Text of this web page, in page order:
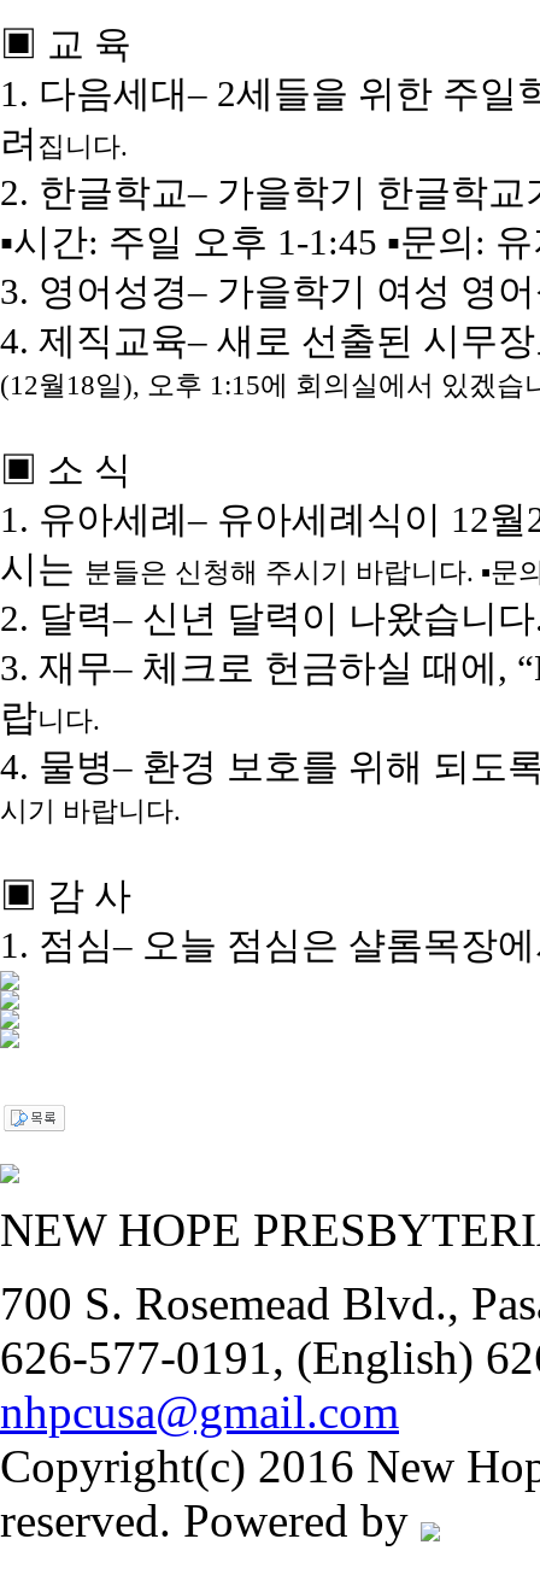
▣ 교 육
1. 다음세대– 2세들을 위한 주
려 집니다.
2. 한글학교– 가을학기 한글학
▪시간: 주일 오후 1-1:45 ▪문의:
3. 영어성경– 가을학기 여성 영
4. 제직교육– 새로 선출된 시무
(12월18일), 오후 1:15에 회의실에서 있겠습
▣ 소 식
1. 유아세례– 유아세례식이 12
시는 분들은 신청해 주시기 바랍니다. ▪문
2. 달력– 신년 달력이 나왔습니
3. 재무– 체크로 헌금하실 때에,
랍니다.
4. 물병– 환경 보호를 위해 되도
시기 바랍니다.
▣ 감 사
1. 점심– 오늘 점심은 샬롬목장
NEW HOPE
700 S. Rosemead Blvd.,
626-577-0191, (English)
nhpcusa@gmail.com
Copyright(c) 2016 New
reserved. Powered by